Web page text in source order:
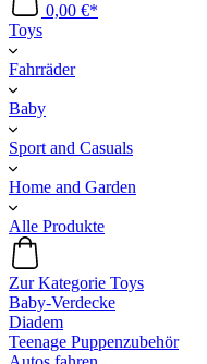
0,00 €*
Toys
Fahrräder
Baby
Sport and Casuals
Home and Garden
Alle Produkte
Zur Kategorie Toys
Baby-Verdecke
Diadem
Teenage Puppenzubehör